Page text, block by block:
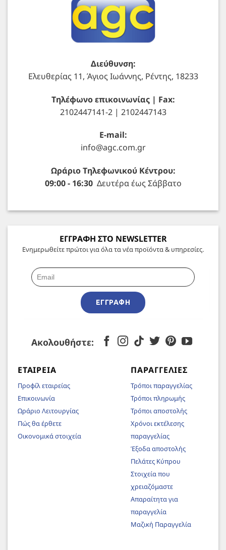
Διεύθυνση:
Ελευθερίας 11, Άγιος Ιωάννης, Ρέντης, 18233
Τηλέφωνο επικοινωνίας | Fax:
2102447141-2 | 2102447143
E-mail:
info@agc.com.gr
Ωράριο Τηλεφωνικού Κέντρου:
09:00 - 16:30Δευτέρα έως Σάββατο
ΕΓΓΡΑΦΗ ΣΤΟ NEWSLETTER
Ενημερωθείτε πρώτοι για όλα τα νέα προϊόντα & υπηρεσίες.
ΕΓΓΡΑΦΉ
Ακολουθήστε:
ΕΤΑΙΡΕΊΑ
Προφίλ εταιρείας
Επικοινωνία
Ωράριο Λειτουργίας
Πώς θα έρθετε
Οικονομικά στοιχεία
ΠΑΡΑΓΓΕΛΊΕΣ
Τρόποι παραγγελίας
Τρόποι πληρωμής
Τρόποι αποστολής
Χρόνοι εκτέλεσης
παραγγελίας
Έξοδα αποστολής
Πελάτες Κύπρου
Στοιχεία που
χρειαζόμαστε
Απαραίτητα για
παραγγελία
Μαζική Παραγγελία